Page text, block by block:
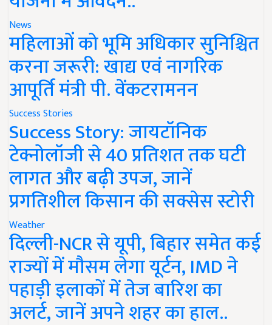
News
महिलाओं को भूमि अधिकार सुनिश्चित
करना जरूरी: खाद्य एवं नागरिक
आपूर्ति मंत्री पी. वेंकटरामनन
Success Stories
Success Story: जायटॉनिक
टेक्नोलॉजी से 40 प्रतिशत तक घटी
लागत और बढ़ी उपज, जानें
प्रगतिशील किसान की सक्सेस स्टोरी
Weather
दिल्ली-NCR से यूपी, बिहार समेत कई
राज्यों में मौसम लेगा यूर्टन, IMD ने
पहाड़ी इलाकों में तेज बारिश का
अलर्ट, जानें अपने शहर का हाल..